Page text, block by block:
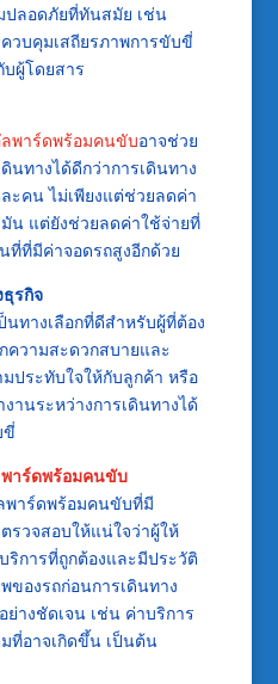
ปลอดภัยที่ทันสมัย เช่น
วบคุมเสถียรภาพการขับขี่
ผู้โดยสาร
ลพาร์ดพร้อมคนขับอาจช่วย
นทางได้ดีกว่าการเดินทาง
ะคน ไม่เพียงแต่ช่วยลดค่า
น แต่ยังช่วยลดค่าใช้จ่ายที่
ที่ที่มีค่าจอดรถสูงอีกด้วย
รกิจ
นทางเลือกที่ดีสำหรับผู้ที่ต้อง
ความสะดวกสบายและ
ประทับใจให้กับลูกค้า หรือ
านระหว่างการเดินทางได้
ขี่
าร์ดพร้อมคนขับ
พาร์ดพร้อมคนขับที่มี
วจสอบให้แน่ใจว่าผู้ให้
การที่ถูกต้องและมีประวัติ
ของรถก่อนการเดินทาง
ย่างชัดเจน เช่น ค่าบริการ
ที่อาจเกิดขึ้น เป็นต้น